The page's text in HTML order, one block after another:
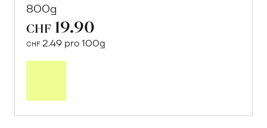
800g
CHF 19.90
CHF 2.49 pro 100g